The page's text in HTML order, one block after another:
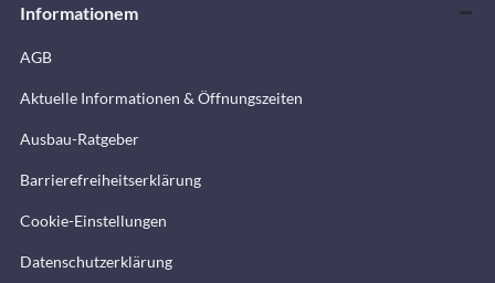
Informationem
AGB
Aktuelle Informationen & Öffnungszeiten
Ausbau-Ratgeber
Barrierefreiheitserklärung
Cookie-Einstellungen
Datenschutzerklärung